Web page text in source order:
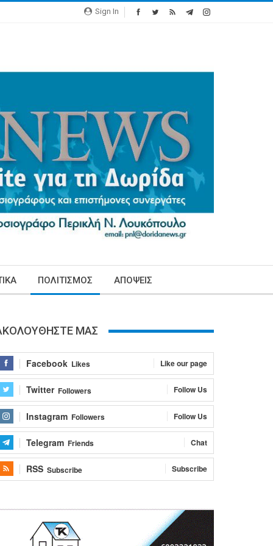
Sign In
ΠΟΛΙΤΙΣΜΟΣ ΑΠΟΨΕΙΣ
ΜΑΣ
Facebook Likes Like our page
Twitter Followers Follow Us
Instagram Followers Follow Us
Telegram Friends Chat
RSS Subscribe Subscribe